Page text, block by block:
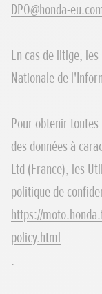
DPO@honda-
En cas de litige,
Nationale de
Pour obtenir
des données à
Ltd (France), les
politique de
https://
policy.html
.